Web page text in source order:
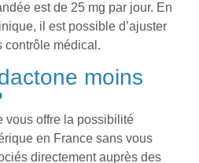
est de 25 mg par jour. En
il est possible d’ajuster
contrôle médical.
moins
vous offre la possibilité
en France sans vous
directement auprès des